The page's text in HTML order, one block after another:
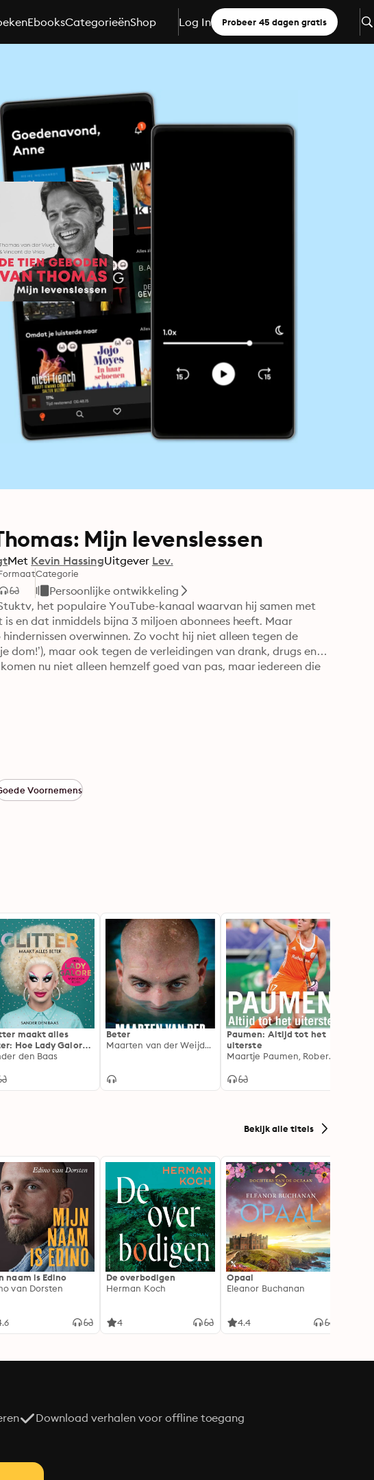
EbooksCategorieënShop Log In Probeer 45 dagen gratis
Mijn levenslessen
Met Kevin HassingUitgever Lev.
Categorie
Persoonlijke ontwikkeling
het populaire YouTube-kanaal waarvan hij samen met
en dat inmiddels bijna 3 miljoen abonnees heeft. Maar
overwinnen. Zo vocht hij niet alleen tegen de
dom!’), maar ook tegen de verleidingen van drank, drugs en
nu niet alleen hemzelf goed van pas, maar iedereen die
Voornemens
maakt alles
Hoe Lady Galore
leven redde
den Baas
Beter
Maarten van der Weijden
Paumen: Altijd tot het
uiterste
Maartje Paumen, Robert Misset
Bekijk alle titels
naam is Edino
van Dorsten
De overbodigen
Herman Koch
4
Opaal
Eleanor Buchanan
4.4
Download verhalen voor offline toegang